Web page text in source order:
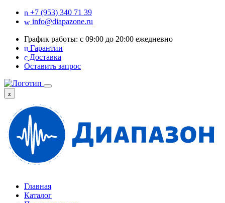
+7 (953) 340 71 39
info@diapazone.ru
График работы: с 09:00 до 20:00 ежедневно
Гарантии
Доставка
Оставить запрос
Главная
Каталог